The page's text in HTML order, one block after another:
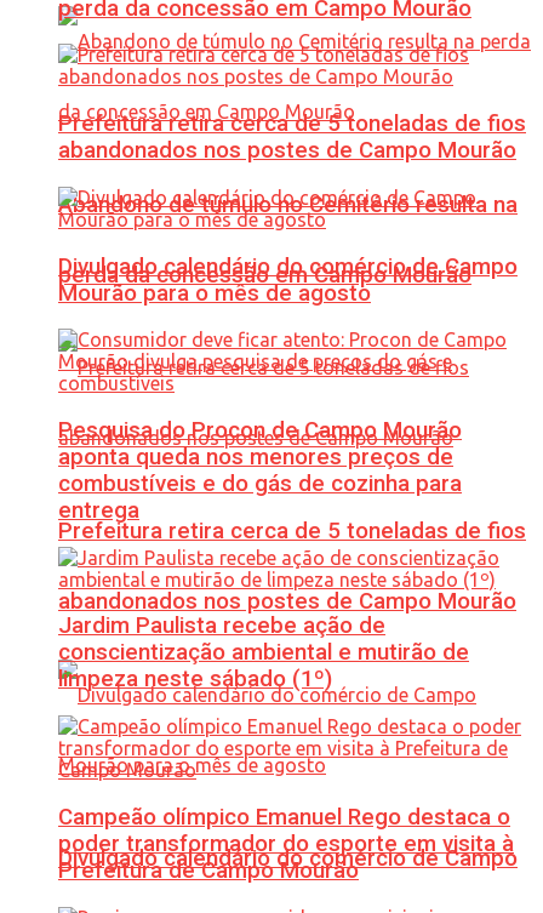
Abandono de túmulo no Cemitério resulta na
perda da concessão em Campo Mourão
Prefeitura retira cerca de 5 toneladas de fios
abandonados nos postes de Campo Mourão
Divulgado calendário do comércio de Campo
perda da concessão em Campo Mourão
Prefeitura retira cerca de 5 toneladas de fios
abandonados nos postes de Campo Mourão
Divulgado calendário do comércio de Campo
Mourão para o mês de agosto
Pesquisa do Procon de Campo Mourão
aponta queda nos menores preços de
combustíveis e do gás de cozinha para
entrega
Jardim Paulista recebe ação de
conscientização ambiental e mutirão de
limpeza neste sábado (1º)
Campeão olímpico Emanuel Rego destaca o
poder transformador do esporte em visita à
Prefeitura de Campo Mourão